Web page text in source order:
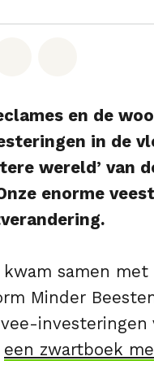
en de
in de
wereld’ van
enorme
kwam samen
Minder
investeringen
een zwartboek